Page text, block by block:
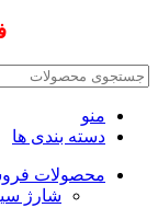
منو
دسته بندی ها
محصولات
شارژ